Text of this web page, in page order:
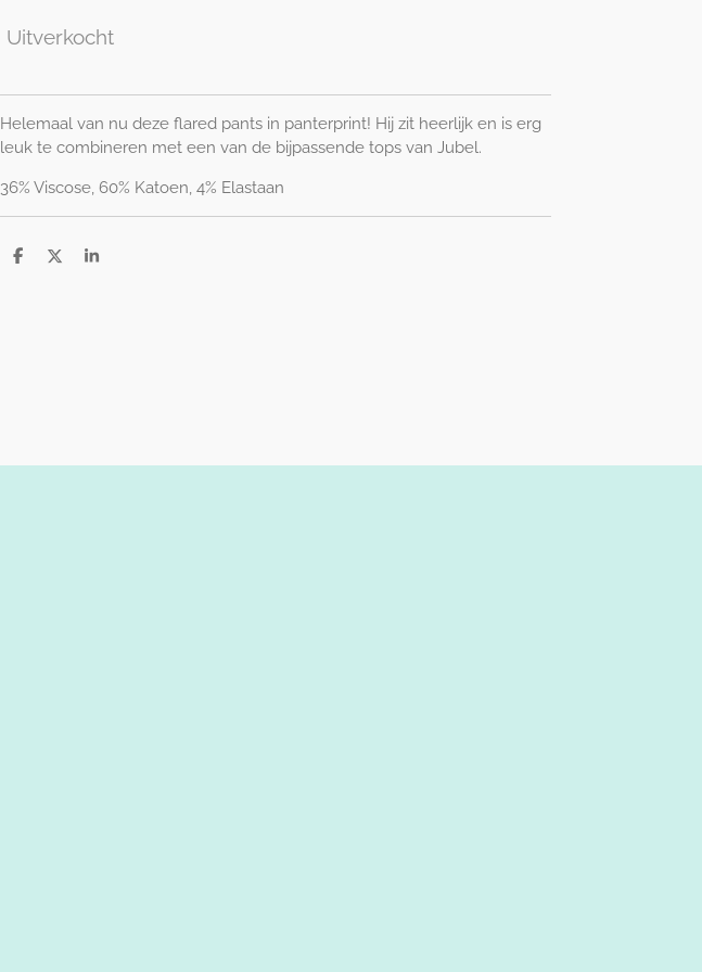
Uitverkocht
Helemaal van nu deze flared pants in panterprint! Hij zit heerlijk en is erg
leuk te combineren met een van de bijpassende tops van Jubel.
36% Viscose, 60% Katoen, 4% Elastaan
D
D
S